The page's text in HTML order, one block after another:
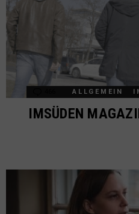
Comments
ALLGEMEIN
IMSÜDEN